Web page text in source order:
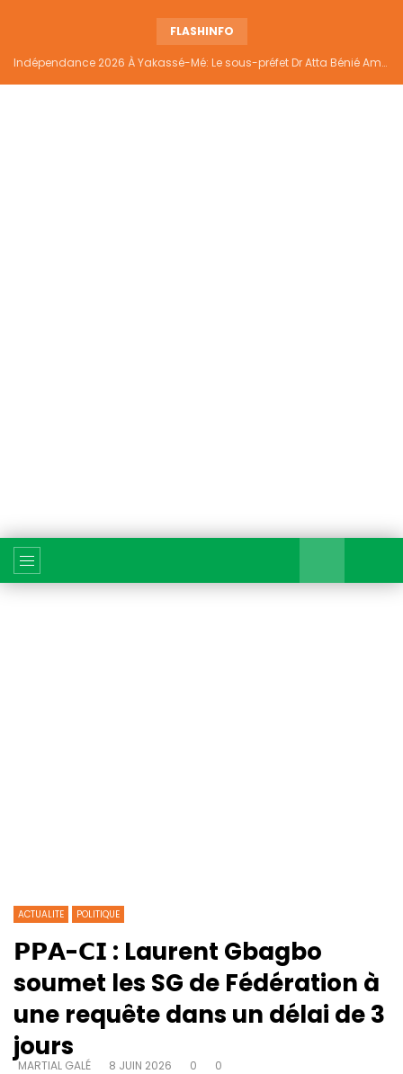
FLASHINFO
Indépendance 2026 À Yakassé-Mé: Le sous-préfet Dr Atta Bénié Amédé appelle à l’unité, à la sécurité et au développement
ACTUALITE POLITIQUE
𝗣𝗣𝗔-𝗖𝗜 : Laurent Gbagbo
soumet les SG de Fédération à
une requête dans un délai de 3
jours
MARTIAL GALÉ 8 JUIN 2026 0 0